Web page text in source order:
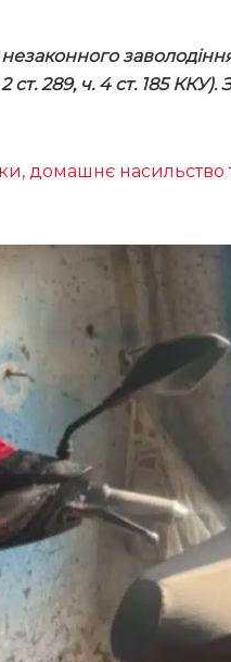
289, ч. 4 ст. 185 ККУ).
домашнє насильство